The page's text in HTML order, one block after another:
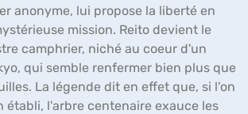
anonyme, lui propose la liberté en
mission. Reito devient le
camphrier, niché au coeur d'un
qui semble renfermer bien plus que
La légende dit en effet que, si l'on
établi, l'arbre centenaire exauce les